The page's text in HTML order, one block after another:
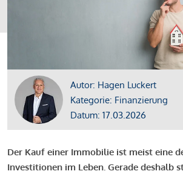
Autor: Hagen Luckert
Kategorie: Finanzierung
Datum: 17.03.2026
Der Kauf einer Immobilie ist meist eine
Investitionen im Leben. Gerade deshalb